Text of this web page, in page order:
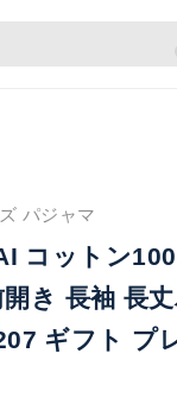
パジャマ
コットン
き 長袖 長
ギフト プ